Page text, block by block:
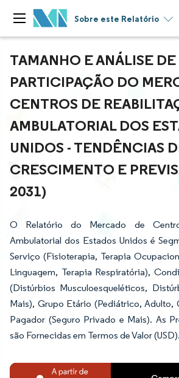
Sobre este Relatório
TAMANHO E ANÁLISE DE
PARTICIPAÇÃO DO
CENTROS DE
AMBULATORIAL DOS
UNIDOS - TENDÊNCIAS
CRESCIMENTO E
2031)
O Relatório do Mercado de
Ambulatorial dos Estados Unidos é
Serviço (Fisioterapia, Terapia
Linguagem, Terapia Respiratória),
(Distúrbios Musculoesqueléticos,
Mais), Grupo Etário (Pediátrico, Adulto,
Pagador (Seguro Privado e Mais). As
são Fornecidas em Termos de Valor (USD).